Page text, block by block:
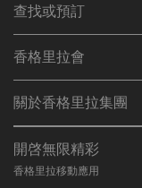
以 WhatsApp 訂購
查找或預訂
查找預訂
餐廳與酒吧
香格里拉會
加入香格里拉會
常見問題
聯絡我們
關於香格里拉集團
我們的酒店品牌
香格里拉中心
職業發展
企業社會責任
開啓無限精彩
香格里拉移動應用